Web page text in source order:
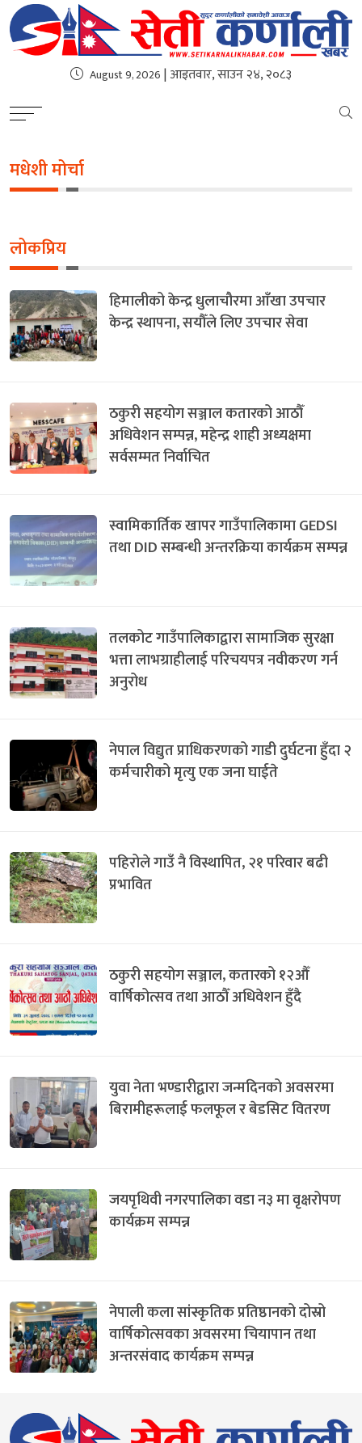
August 9, 2026 | आइतवार, साउन २४, २०८३
मधेशी मोर्चा
लोकप्रिय
हिमालीको केन्द्र धुलाचौरमा आँखा उपचार
केन्द्र स्थापना, सयौँले लिए उपचार सेवा
ठकुरी सहयोग सञ्जाल कतारको आठौँ
अधिवेशन सम्पन्न, महेन्द्र शाही अध्यक्षमा
सर्वसम्मत निर्वाचित
स्वामिकार्तिक खापर गाउँपालिकामा GEDSI
तथा DID सम्बन्धी अन्तरक्रिया कार्यक्रम सम्पन्न
तलकोट गाउँपालिकाद्वारा सामाजिक सुरक्षा
भत्ता लाभग्राहीलाई परिचयपत्र नवीकरण गर्न
अनुरोध
नेपाल विद्युत प्राधिकरणको गाडी दुर्घटना हुँदा २
कर्मचारीको मृत्यु एक जना घाईते
पहिरोले गाउँ नै विस्थापित, २१ परिवार बढी
प्रभावित
ठकुरी सहयोग सञ्जाल, कतारको १२औँ
वार्षिकोत्सव तथा आठौँ अधिवेशन हुँदै
युवा नेता भण्डारीद्वारा जन्मदिनको अवसरमा
बिरामीहरूलाई फलफूल र बेडसिट वितरण
जयपृथिवी नगरपालिका वडा न३ मा वृक्षरोपण
कार्यक्रम सम्पन्न
नेपाली कला सांस्कृतिक प्रतिष्ठानको दोस्रो
वार्षिकोत्सवका अवसरमा चियापान तथा
अन्तरसंवाद कार्यक्रम सम्पन्न